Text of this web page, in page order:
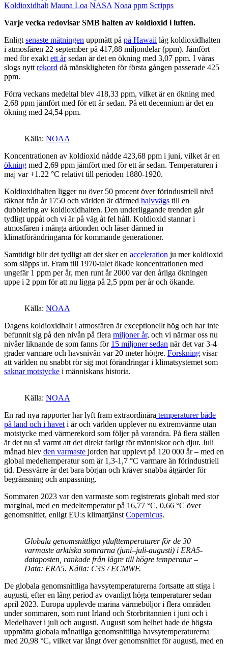
Koldioxidhalt Mauna Loa NASA Noaa ppm Scripps
Varje vecka redovisar SMB halten av koldioxid i luften.
Enligt senaste mätningen uppmätt på på Hawaii låg koldioxidhalten
i atmosfären 22 september på 417,88 miljondelar (ppm). Jämfört
med för exakt ett årsedan är det en ökning med 3,07 ppm. I våras
slogs nytt rekord då mänskligheten för första gången passerade 425
ppm.
Förra veckans medeltal blev 418,33 ppm, vilket är en ökning med
2,68 ppm jämfört med för ett år sedan. På ett decennium är det en
ökning med 24,54 ppm.
Källa: NOAA
Koncentrationen av koldioxid nådde 423,68 ppm i juni, vilket är en
ökning med 2,69 ppm jämfört med för ett år sedan. Temperaturen i
maj var +1.22 °C relativt till perioden 1880-1920.
Koldioxidhalten ligger nu över 50 procent över förindustriell nivå
räknat från år 1750 och världen är därmed halvvägs till en
dubblering av koldioxidhalten. Den underliggande trenden går
tydligt uppåt och vi är på väg åt fel håll. Koldioxid stannar i
atmosfären i många årtionden och låser därmed in
klimatförändringarna för kommande generationer.
Samtidigt blir det tydligt att det sker en acceleration ju mer koldioxid
som släpps ut. Fram till 1970-talet ökade koncentrationen med
ungefär 1 ppm per år, men runt år 2000 var den årliga ökningen
uppe i 2 ppm för att nu ligga på 2,5 ppm per år och ökande.
Källa: NOAA
Dagens koldioxidhalt i atmosfären är exceptionellt hög och har inte
befunnit sig på den nivån på flera miljoner år, och vi närmar oss nu
nivåer liknande de som fanns för 15 miljoner sedan när det var 3-4
grader varmare och havsnivån var 20 meter högre. Forskning visar
att världen nu snabbt rör sig mot förändringar i klimatsystemet som
saknar motstycke i människans historia.
Källa: NOAA
En rad nya rapporter har lyft fram extraordinära temperaturer både
på land och i havet i år och världen upplever nu extremvärme utan
motstycke med värmerekord som följer på varandra. På flera ställen
är det nu så varmt att det direkt farligt för människor och djur. Juli
månad blev den varmaste jorden har upplevt på 120 000 år – med en
global medeltemperatur som är 1,3-1,7 °C varmare än förindustriell
tid. Dessvärre är det bara början och kräver snabba åtgärder för
begränsning och anpassning.
Sommaren 2023 var den varmaste som registrerats globalt med stor
marginal, med en medeltemperatur på 16,77 °C, 0,66 °C över
genomsnittet, enligt EU:s klimattjänst Copernicus.
Globala genomsnittliga ytlufttemperaturer för de 30
varmaste arktiska somrarna (juni–juli-augusti) i ERA5-
dataposten, rankade från lägre till högre temperatur –
Data: ERA5. Källa: C3S / ECMWF.
De globala genomsnittliga havsytemperaturerna fortsatte att stiga i
augusti, efter en lång period av ovanligt höga temperaturer sedan
april 2023. Europa upplevde marina värmeböljor i flera områden
under sommaren, som runt Irland och Storbritannien i juni och i
Medelhavet i juli och augusti. Augusti som helhet hade de högsta
uppmätta globala månatliga genomsnittliga havsytemperaturerna
med 20,98 °C, vilket var långt över genomsnittet för augusti, med en